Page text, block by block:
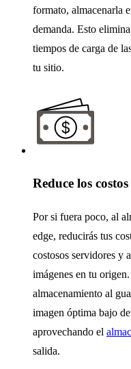
formato, almacenarla
demanda. Esto
tiempos de carga de
tu sitio.
Reduce los
Por si fuera poco, al
edge, reducirás tus
costosos servidores y
imágenes en tu
almacenamiento al
imagen óptima bajo
aprovechando el
salida.